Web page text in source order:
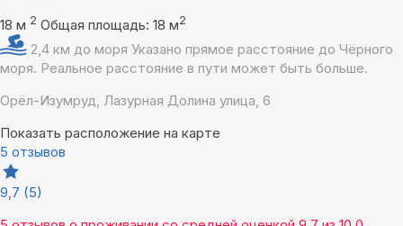
18 м 2 Общая площадь: 18 м2
2,4 км до моря Указано прямое расстояние до Чёрного
моря. Реальное расстояние в пути может быть больше.
Орёл-Изумруд, Лазурная Долина улица, 6
Показать расположение на карте
5 отзывов
9,7 (5)